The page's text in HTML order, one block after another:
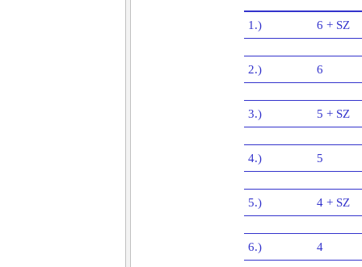
1.) 6 + SZ
2.) 6
3.) 5 + SZ
4.) 5
5.) 4 + SZ
6.) 4